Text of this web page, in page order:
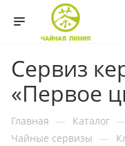
Сервиз
«Первое
Главная — Каталог —
Чайные сервизы —